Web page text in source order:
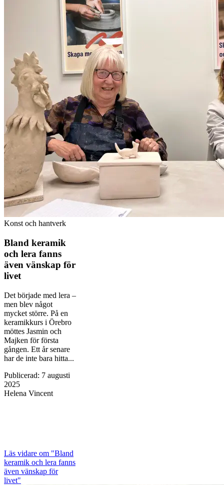
Konst och hantverk
Bland keramik
och lera fanns
även vänskap för
livet
Det började med lera –
men blev något
mycket större. På en
keramikkurs i Örebro
möttes Jasmin och
Majken för första
gången. Ett år senare
har de inte bara hitta...
Publicerad: 7 augusti
2025
Helena Vincent
Läs vidare om "Bland
keramik och lera fanns
även vänskap för
livet"